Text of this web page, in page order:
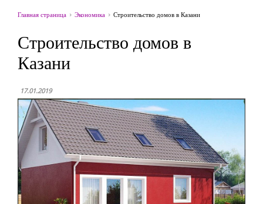
Главная страница Экономика Строительство домов в Казани
Строительство домов в
Казани
17.01.2019